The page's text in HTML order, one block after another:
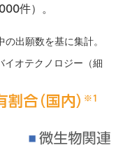
件）。
出願数を基に集計。
オテクノロジー（細